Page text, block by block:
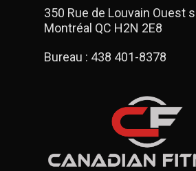
350 Rue de Louvain Ouest
Montréal QC H2N 2E8
Bureau : 438 401-8378